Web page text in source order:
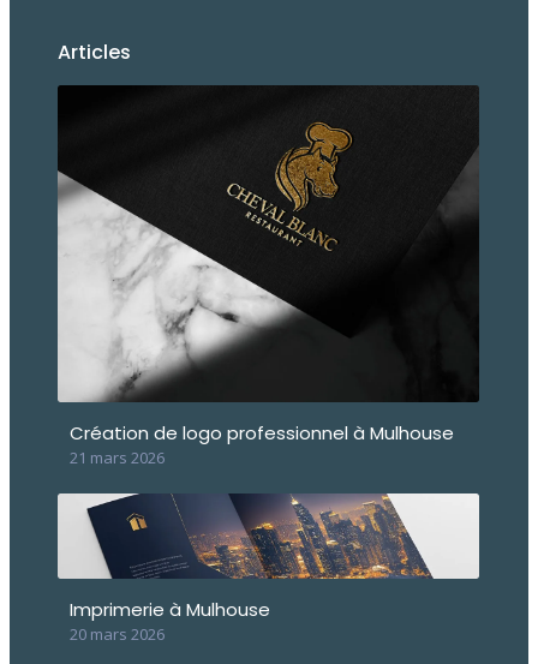
Articles
Création de logo professionnel à Mulhouse
21 mars 2026
Imprimerie à Mulhouse
20 mars 2026